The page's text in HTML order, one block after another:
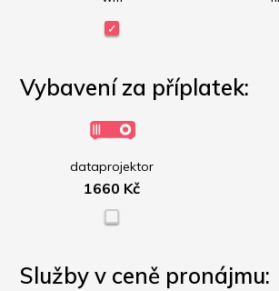
Vybavení za příplatek:
dataprojektor
1660 Kč
Služby v ceně pronájmu: